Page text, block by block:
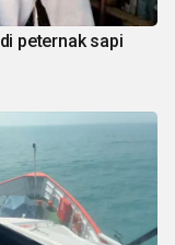
peternak sapi